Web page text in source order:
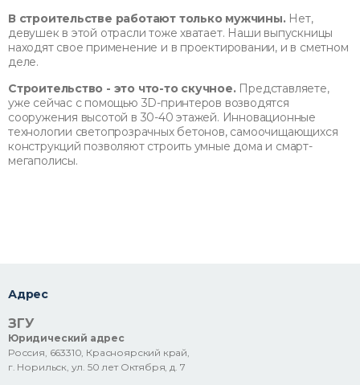
В строительстве работают только мужчины. Нет,
девушек в этой отрасли тоже хватает. Наши выпускницы
находят свое применение и в проектировании, и в сметном
деле.
Строительство - это что-то скучное.Представляете,
уже сейчас с помощью 3D-принтеров возводятся
сооружения высотой в 30-40 этажей. Инновационные
технологии светопрозрачных бетонов, самоочищающихся
конструкций позволяют строить умные дома и смарт-
мегаполисы.
Адрес
ЗГУ
Юридический адрес
Россия, 663310, Красноярский край,
г. Норильск, ул. 50 лет Октября, д. 7